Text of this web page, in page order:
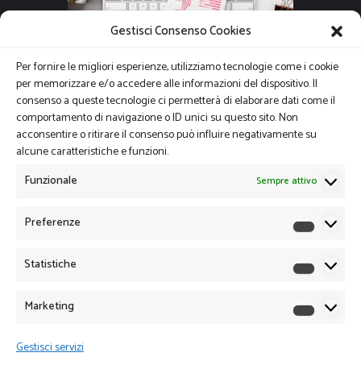
Gestisci Consenso Cookies
Per fornire le migliori esperienze, utilizziamo tecnologie come i cookie
per memorizzare e/o accedere alle informazioni del dispositivo. Il
consenso a queste tecnologie ci permetterà di elaborare dati come il
comportamento di navigazione o ID unici su questo sito. Non
acconsentire o ritirare il consenso può influire negativamente su
alcune caratteristiche e funzioni.
Funzionale
Sempre attivo
Preferenze
Statistiche
Marketing
Gestisci servizi